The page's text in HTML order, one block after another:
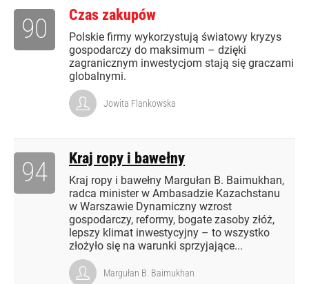
Czas zakupów
Polskie firmy wykorzystują światowy kryzys
gospodarczy do maksimum – dzięki
zagranicznym inwestycjom stają się graczami
globalnymi.
90
Jowita Flankowska
Kraj ropy i bawełny
Kraj ropy i bawełny Margułan B. Baimukhan,
radca minister w Ambasadzie Kazachstanu
w Warszawie Dynamiczny wzrost
gospodarczy, reformy, bogate zasoby złóż,
lepszy klimat inwestycyjny – to wszystko
złożyło się na warunki sprzyjające...
94
Margułan B. Baimukhan